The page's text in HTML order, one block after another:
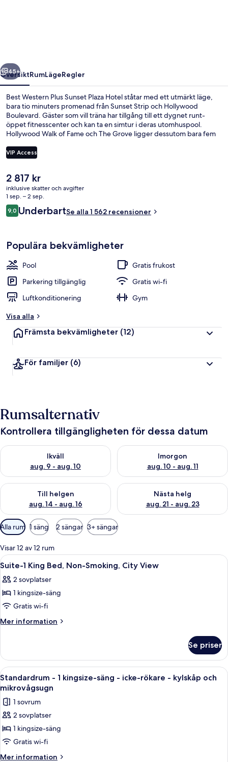
Nästa
45+
ÖversiktRumLägeRegler
Best Western Plus Sunset Plaza Hotel ståtar med ett utmärkt läge,
bara tio minuters promenad från Sunset Strip och Hollywood
Boulevard. Gäster som vill träna har tillgång till ett dygnet runt-
öppet fitnesscenter och kan ta en simtur i deras utomhuspool.
Hollywood Walk of Fame och The Grove ligger dessutom bara fem
poolen och de sköna sängarna.
VIP Access
Det
nuvarande
priset
är
2 817 kr
2 817 kr
inklusive skatter och avgifter
1 sep. – 2 sep.
Recensioner
9,09,0 av 10,
UnderbartSe alla 1 562 recensioner
Populära bekvämligheter
Pool
Gratis frukost
Parkering tillgänglig
Gratis wi-fi
Luftkonditionering
Gym
Visa alla
Främsta bekvämligheter (12)
För familjer (6)
Rumsalternativ
Kontrollera tillgängligheten för dessa datum
Ikväll
aug. 9 - aug. 10
Kontrollera tillgängligheten för ikväll aug. 9 - aug. 10
Imorgon
aug. 10 - aug. 11
Kontrollera tillgängligheten
Till helgen
aug. 14 - aug. 16
Kontrollera tillgängligheten för den här helgen aug. 14 - aug.
Nästa helg
aug. 21 - aug. 23
Kontrollera tillgängligheten
Tillgängliga
filter
för
rum
Alla rum 1 säng 2 sängar 3+ sängar
Visar 12 av 12 rum
Öppna
alla
foton
för
Suite-
1
Non-
Smoking,
City
View
Ett hotellrum med en stor säng, en
26
Suite-1 King Bed, Non-Smoking, City View
2 sovplatser
1 kingsize-säng
Gratis wi-fi
Mer information
Mer
1
King
Bed,
Non-
City
View
Se priser
Öppna
alla
foton
för
Standardrum
-
1
kingsize-
Standardrum - 1 kingsize-säng -
5
Standardrum - 1 kingsize-säng - icke-rökare - kylskåp och
mikrovågsugn
1 sovrum
2 sovplatser
1 kingsize-säng
Gratis wi-fi
Mer information
Mer